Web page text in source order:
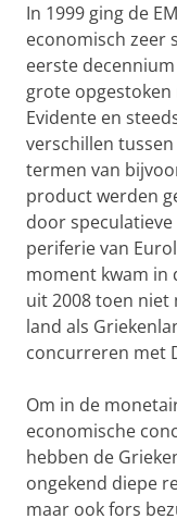
In 1999 ging de
economisch zeer
eerste decennium
grote
Evidente en
verschillen
termen van
product werden
door
periferie van
moment kwam in
uit 2008 toen niet
land als
concurreren met
Om in de
economische
hebben de
ongekend diepe
maar ook fors